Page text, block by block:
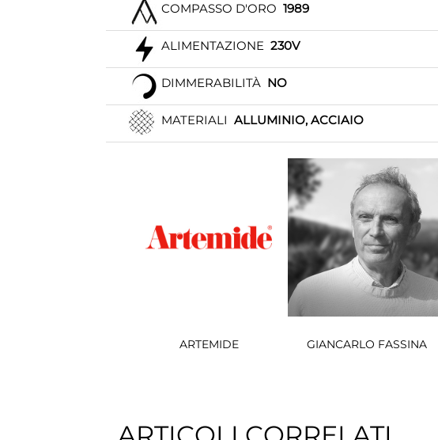
COMPASSO D'ORO 1989
ALIMENTAZIONE 230V
DIMMERABILITÀ NO
MATERIALI ALLUMINIO, ACCIAIO
ARTEMIDE GIANCARLO FASSINA